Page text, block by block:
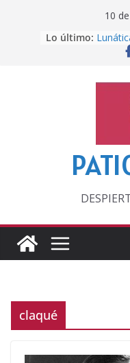
10
Lo último:
Pero,
‘La
Otra
claqué